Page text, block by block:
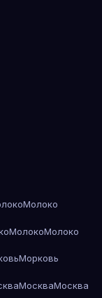
Молоко
МолокоМолоко
Морковь
МоскваМосква